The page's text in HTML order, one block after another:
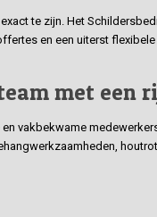
te zijn. Het
en een uiterst
met een
vakbekwame